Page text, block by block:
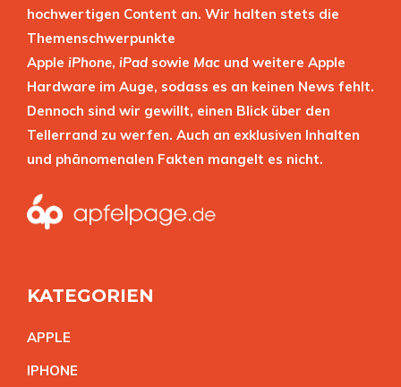
hochwertigen Content an. Wir halten stets die
Themenschwerpunkte
Apple iPhone, iPad sowie Mac und weitere Apple
Hardware im Auge, sodass es an keinen News fehlt.
Dennoch sind wir gewillt, einen Blick über den
Tellerrand zu werfen. Auch an exklusiven Inhalten
und phänomenalen Fakten mangelt es nicht.
KATEGORIEN
APPLE
IPHONE